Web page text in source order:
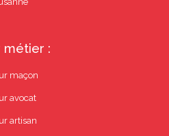
métier :
maçon
avocat
artisan